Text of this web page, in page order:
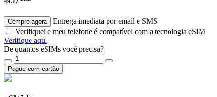
Compre agora
Entrega imediata por email e SMS
Verifiquei e meu telefone é compatível com a tecnologia eSIM
Verifique aqui
De quantos eSIMs você precisa?
Pague com cartão